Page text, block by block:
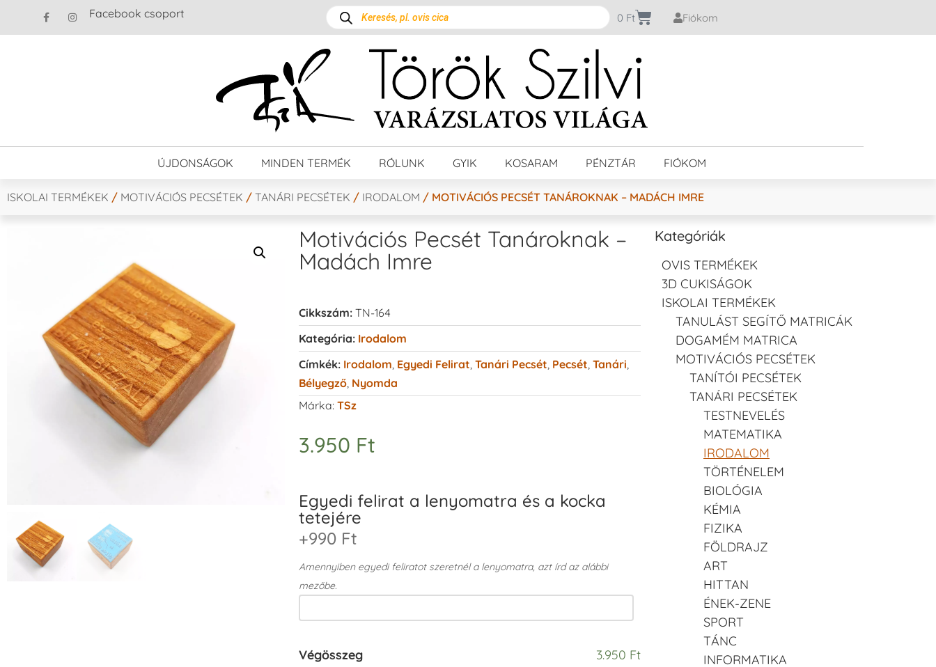
Facebook csoport 0 Ft Fiókom
ÚJDONSÁGOK MINDEN TERMÉK RÓLUNK GYIK KOSARAM PÉNZTÁR FIÓKOM
ISKOLAI TERMÉKEK / MOTIVÁCIÓS PECSÉTEK / TANÁRI PECSÉTEK / IRODALOM / MOTIVÁCIÓS PECSÉT TANÁROKNAK – MADÁCH IMRE
Motivációs Pecsét Tanároknak –
Madách Imre
Cikkszám: TN-164
Kategória: Irodalom
Címkék: Irodalom Egyedi Felirat Tanári Pecsét Pecsét Tanári
Bélyegző, Nyomda
Márka: TSz
3.950 Ft
Egyedi felirat a lenyomatra és a kocka
tetejére
+990 Ft
Amennyiben egyedi feliratot szeretnél a lenyomatra, azt írd az alábbi
mezőbe.
Végösszeg 3.950 Ft
Kategóriák
OVIS TERMÉKEK
3D CUKISÁGOK
ISKOLAI TERMÉKEK
TANULÁST SEGÍTŐ MATRICÁK
DOGAMÉM MATRICA
MOTIVÁCIÓS PECSÉTEK
TANÍTÓI PECSÉTEK
TANÁRI PECSÉTEK
TESTNEVELÉS
MATEMATIKA
IRODALOM
TÖRTÉNELEM
BIOLÓGIA
KÉMIA
FIZIKA
FÖLDRAJZ
ART
HITTAN
ÉNEK-ZENE
SPORT
TÁNC
INFORMATIKA